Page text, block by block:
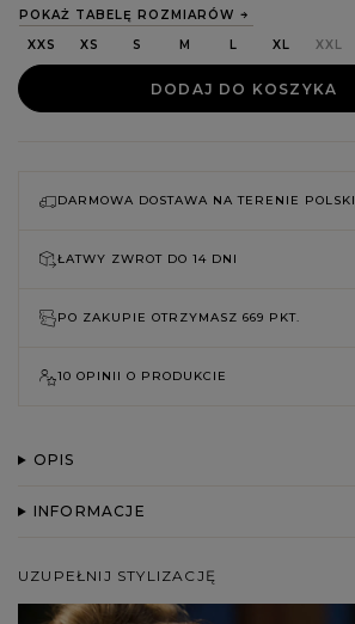
POKAŻ TABELĘ ROZMIARÓW
XXS
XS S M L XL XXL
DODAJ DO KOSZYKA
DARMOWA DOSTAWA NA TERENIE POLSKI
ŁATWY ZWROT DO 14 DNI
PO ZAKUPIE OTRZYMASZ 669 PKT.
10 OPINII O PRODUKCIE
OPIS
INFORMACJE
UZUPEŁNIJ STYLIZACJĘ